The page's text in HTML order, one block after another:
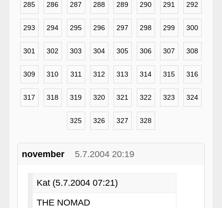
285 286 287 288 289 290 291 292
293 294 295 296 297 298 299 300
301 302 303 304 305 306 307 308
309 310 311 312 313 314 315 316
317 318 319 320 321 322 323 324
325 326 327 328
november 5.7.2004 20:19
Kat (5.7.2004 07:21)
THE NOMAD